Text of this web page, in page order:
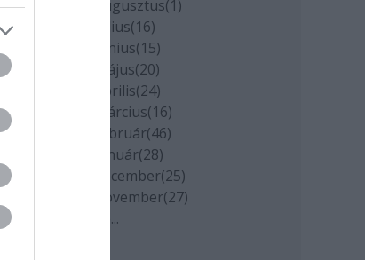
2020 augusztus(1)
2020 július(16)
2020 június(15)
2020 május(20)
2020 április(24)
2020 március(16)
2020 február(46)
2020 január(28)
2019 december(25)
2019 november(27)
...